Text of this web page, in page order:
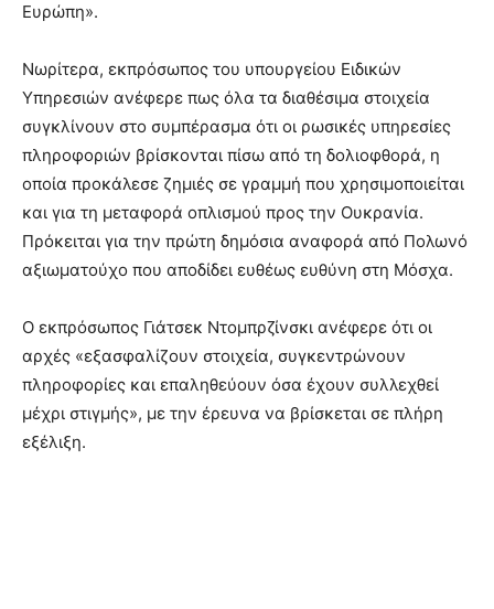
Ευρώπη».
Νωρίτερα, εκπρόσωπος του υπουργείου Ειδικών
Υπηρεσιών ανέφερε πως όλα τα διαθέσιμα στοιχεία
συγκλίνουν στο συμπέρασμα ότι οι ρωσικές υπηρεσίες
πληροφοριών βρίσκονται πίσω από τη δολιοφθορά, η
οποία προκάλεσε ζημιές σε γραμμή που χρησιμοποιείται
και για τη μεταφορά οπλισμού προς την Ουκρανία.
Πρόκειται για την πρώτη δημόσια αναφορά από Πολωνό
αξιωματούχο που αποδίδει ευθέως ευθύνη στη Μόσχα.
Ο εκπρόσωπος Γιάτσεκ Ντομπρζίνσκι ανέφερε ότι οι
αρχές «εξασφαλίζουν στοιχεία, συγκεντρώνουν
πληροφορίες και επαληθεύουν όσα έχουν συλλεχθεί
μέχρι στιγμής», με την έρευνα να βρίσκεται σε πλήρη
εξέλιξη.